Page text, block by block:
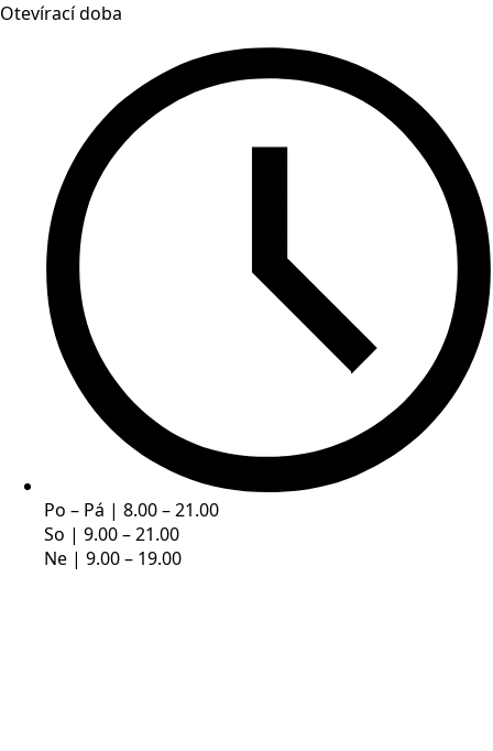
Otevírací doba
Po – Pá | 8.00 – 21.00
So | 9.00 – 21.00
Ne | 9.00 – 19.00